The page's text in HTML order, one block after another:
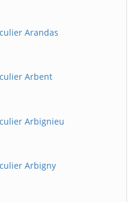
Arandas
Arbent
Arbignieu
Arbigny